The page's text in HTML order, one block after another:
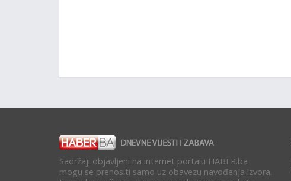
Sadržaji objavljeni na internet portalu HABER.ba
mogu se prenositi samo uz obavezu navođenja izvora.